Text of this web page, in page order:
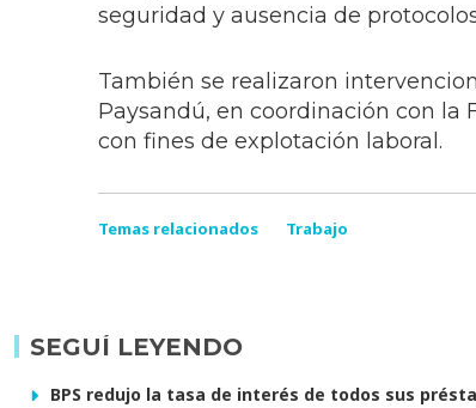
seguridad y ausencia de
También se realizaron
Paysandú, en coordinación con la
con fines de explotación laboral.
Temas relacionados Trabajo
SEGUÍ LEYENDO
BPS redujo la tasa de interés de todos sus